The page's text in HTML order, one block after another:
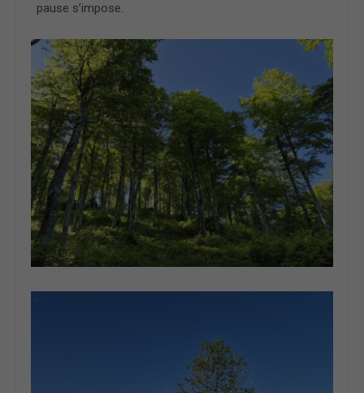
pause s’impose.